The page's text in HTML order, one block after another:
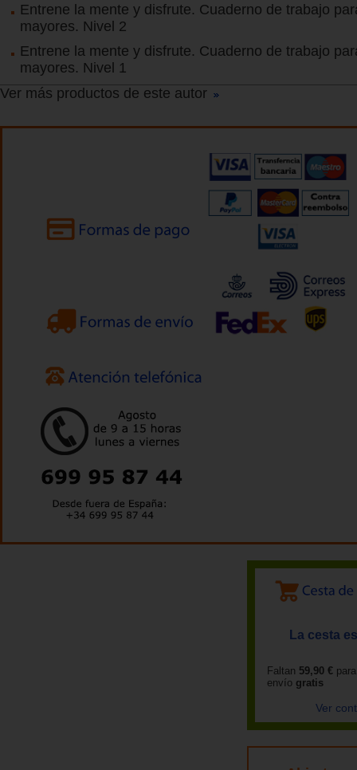
Entrene la mente y disfrute. Cuaderno de trabajo
mayores. Nivel 2
Entrene la mente y disfrute. Cuaderno de trabajo
mayores. Nivel 1
Ver más productos de este autor
La cesta
Faltan 59,90 €
envío gratis
Ver